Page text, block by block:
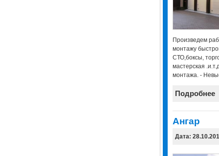
Произведем
монтажу
СТО,боксы,
мастерская
монтажа. -
Подробнее
Ангар
Дата: